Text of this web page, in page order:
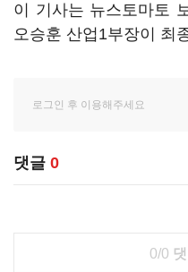
이 기사는 뉴스토마토
오승훈 산업1부장이 최
댓글 0
0/0